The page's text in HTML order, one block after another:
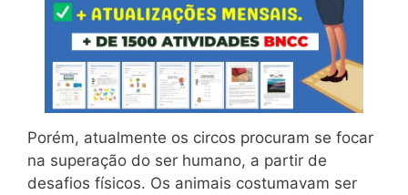
Porém, atualmente os circos procuram se focar
na superação do ser humano, a partir de
desafios físicos. Os animais costumavam ser